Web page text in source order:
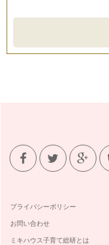
優雅な香りの紅茶ーダ
紅茶と聞くと一番に「
うです。インド北東部
むための特別なフレー
クリスマスシーズンに楽
寒い日はあたたかいミ
寒い日に飲むミルクテ
ではTea with mi…
プライバシーポリシー
お問い合わせ
ミキハウス子育て総研とは